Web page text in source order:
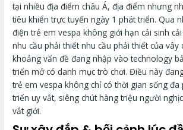
tại nhiều địa điểm châu Á, địa điểm nhưng
tiêu khiển trực tuyến ngày 1 phát triển. Qua
điện trẻ em vespa không giới hạn cải sinh
nhu cầu phải thiết nhu cầu phải thiết của vây
khoảng vấn đề đang nhập vào technology
triển mở có danh mục trò chơi. Điều này
trẻ em vespa không chỉ có thời gian sống đa
triển uy vắt, siêng chút hàng triệu người
vắt giới.